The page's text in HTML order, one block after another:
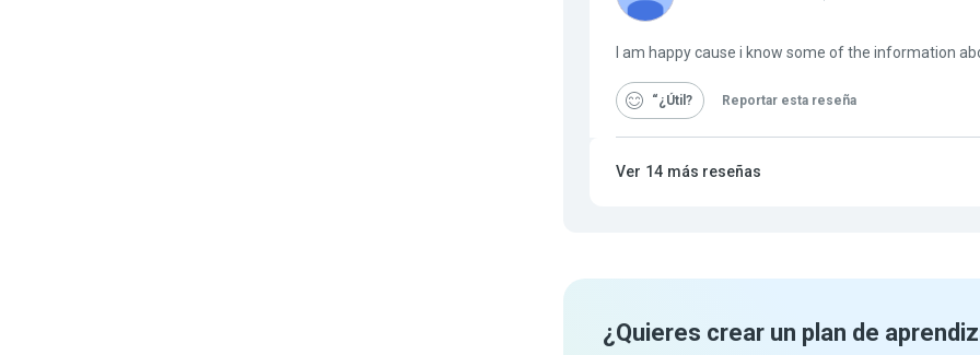
I am happy cause i know some of the information
“¿Útil Reportar esta reseña
Ver 14 más reseñas
¿Quieres crear un plan de